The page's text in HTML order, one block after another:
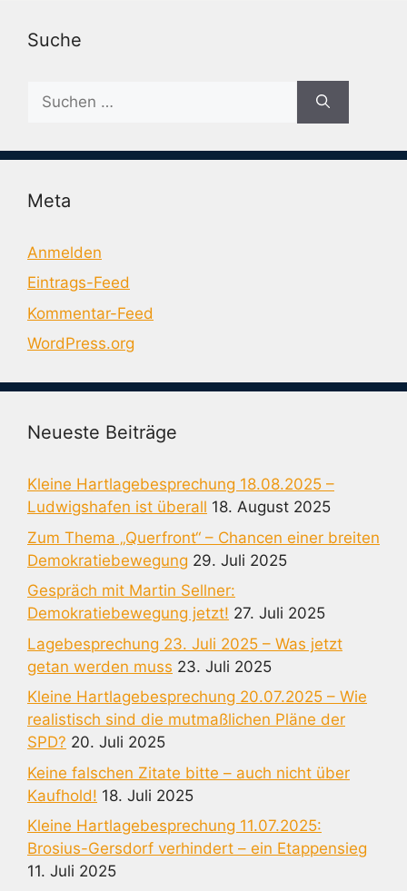
Suche
nach:
Meta
Anmelden
Eintrags-Feed
Kommentar-Feed
WordPress.org
Neueste Beiträge
Kleine Hartlagebesprechung 18.08.2025 –
Ludwigshafen ist überall 18. August 2025
Zum Thema „Querfront“ – Chancen einer breiten
Demokratiebewegung 29. Juli 2025
Gespräch mit Martin Sellner:
Demokratiebewegung jetzt! 27. Juli 2025
Lagebesprechung 23. Juli 2025 – Was jetzt
getan werden muss 23. Juli 2025
Kleine Hartlagebesprechung 20.07.2025 – Wie
realistisch sind die mutmaßlichen Pläne der
SPD? 20. Juli 2025
Keine falschen Zitate bitte – auch nicht über
Kaufhold! 18. Juli 2025
Kleine Hartlagebesprechung 11.07.2025:
Brosius-Gersdorf verhindert – ein Etappensieg
11. Juli 2025